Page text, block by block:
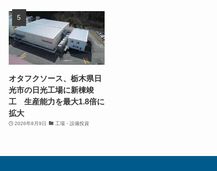
オタフクソース、栃木県日
光市の日光工場に新棟竣
工 生産能力を最大1.8倍に
拡大
2026年8月9日 工場・設備投資